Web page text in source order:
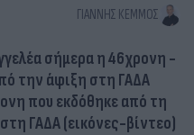
ΓΙΆΝΝΗΣ ΚΈΜΜΟΣ
σήμερα η 46χρονη -
την άφιξη στη ΓΑΔΑ
που εκδόθηκε από τη
ΓΑΔΑ (εικόνες-βίντεο)